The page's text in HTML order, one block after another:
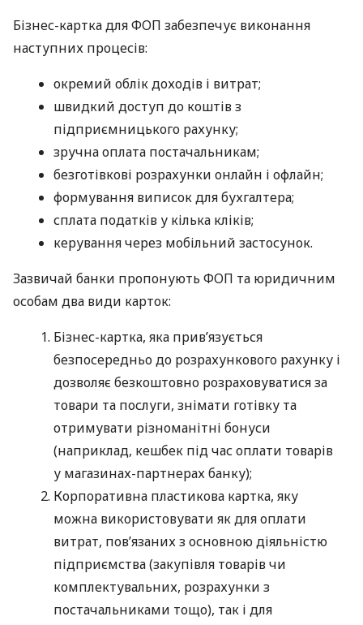
Бізнес-картка для ФОП забезпечує виконання
наступних процесів:
окремий облік доходів і витрат;
швидкий доступ до коштів з
підприємницького рахунку;
зручна оплата постачальникам;
безготівкові розрахунки онлайн і офлайн;
формування виписок для бухгалтера;
сплата податків у кілька кліків;
керування через мобільний застосунок.
Зазвичай банки пропонують ФОП та юридичним
особам два види карток:
Бізнес-картка, яка прив’язується
безпосередньо до розрахункового рахунку і
дозволяє безкоштовно розраховуватися за
товари та послуги, знімати готівку та
отримувати різноманітні бонуси
(наприклад, кешбек під час оплати товарів
у магазинах-партнерах банку);
Корпоративна пластикова картка, яку
можна використовувати як для оплати
витрат, пов’язаних з основною діяльністю
підприємства (закупівля товарів чи
комплектувальних, розрахунки з
постачальниками тощо), так і для